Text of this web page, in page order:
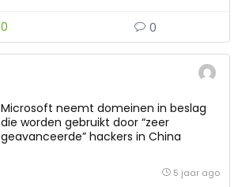
0 0
Microsoft neemt domeinen in beslag
die worden gebruikt door “zeer
geavanceerde” hackers in China
5 jaar ago